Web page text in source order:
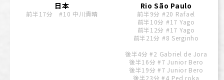
日本
前半17分 #10 中川貴晴
Rio São Paulo
前半9分 #20 Rafael
前半10分 #17 Yago
前半12分 #17 Yago
前半21分 #8 Serginho
後半4分 #2 Gabriel de Jora
後半16分 #7 Junior Bero
後半19分 #7 Junior Bero
後半23分 #4 Ped roka